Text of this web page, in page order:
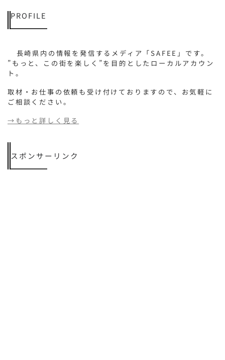
PROFILE
長崎県内の情報を発信するメディア「SAFEE」です。
”もっと、この街を楽しく”を目的としたローカルアカウン
ト。
取材・お仕事の依頼も受け付けておりますので、お気軽に
ご相談ください。
→もっと詳しく見る
スポンサーリンク